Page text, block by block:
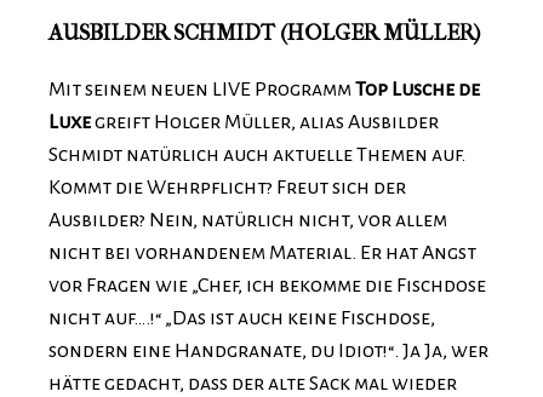
AUSBILDER SCHMIDT (HOLGER MÜLLER)
Mit seinem neuen LIVE ProgrammTop Lusche de
Luxegreift Holger Müller, alias Ausbilder
Schmidt natürlich auch aktuelle Themen auf.
Kommt die Wehrpflicht? Freut sich der
Ausbilder? Nein, natürlich nicht, vor allem
nicht bei vorhandenem Material. Er hat Angst
vor Fragen wie „Chef, ich bekomme die Fischdose
nicht auf….!“ „Das ist auch keine Fischdose,
sondern eine Handgranate, du Idiot!“. Ja Ja, wer
hätte gedacht, dass der alte Sack mal wieder